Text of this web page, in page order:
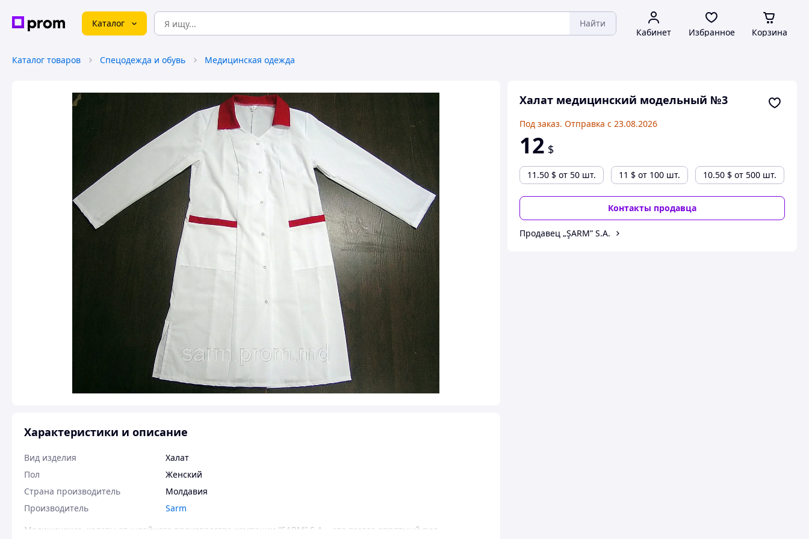
Каталог Найти
Кабинет Избранное Корзина
Каталог товаров Спецодежда и обувь Медицинская одежда
Халат медицинский модельный №3
Под заказ. Отправка с 23.08.2026
12 $
11.50 $ от 50 шт. 11 $ от 100 шт. 10.50 $ от 500 шт.
Контакты продавца
Продавец „ŞARM” S.A.
Характеристики и описание
Вид изделия
Халат
Пол
Женский
Страна производитель
Молдавия
Производитель
Sarm
Медицинские халаты от швейного производства компании “SARM” S.A. - это всегда опрятный вид